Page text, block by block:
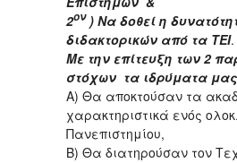
2ον) Να δοθεί η
διδακτορικών από τα ΤΕΙ.
Με την επίτευξη των 2
στόχων τα ιδρύματα
Α) Θα αποκτούσαν τα
χαρακτηριστικά ενός
Πανεπιστημίου,
Β) Θα διατηρούσαν τον